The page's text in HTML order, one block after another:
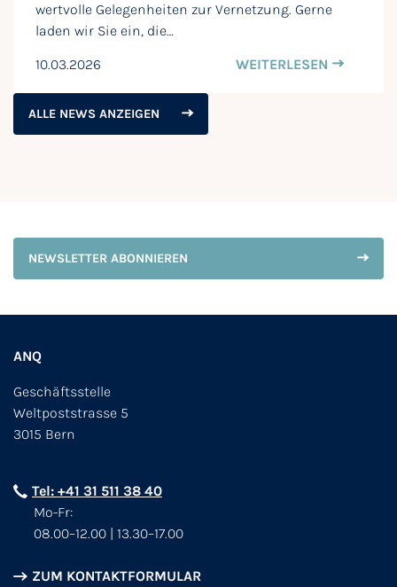
wertvolle Gelegenheiten zur Vernetzung. Gerne
laden wir Sie ein, die…
10.03.2026
WEITERLESEN
ALLE NEWS ANZEIGEN
NEWSLETTER ABONNIEREN
ANQ
Geschäftsstelle
Weltpoststrasse 5
3015 Bern
Tel: +41 31 511 38 40
Mo-Fr:
08.00–12.00 | 13.30–17.00
ZUM KONTAKTFORMULAR